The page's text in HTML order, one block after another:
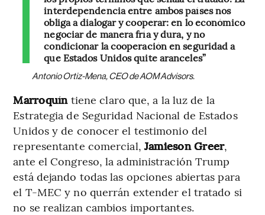
interdependencia entre ambos países nos
obliga a dialogar y cooperar: en lo económico
negociar de manera fría y dura, y no
condicionar la cooperación en seguridad a
que Estados Unidos quite aranceles”
Antonio Ortiz-Mena, CEO de AOM Advisors.
Marroquín tiene claro que, a la luz de la
Estrategia de Seguridad Nacional de Estados
Unidos y de conocer el testimonio del
representante comercial, Jamieson Greer,
ante el Congreso, la administración Trump
está dejando todas las opciones abiertas para
el T-MEC y no querrán extender el tratado si
no se realizan cambios importantes.